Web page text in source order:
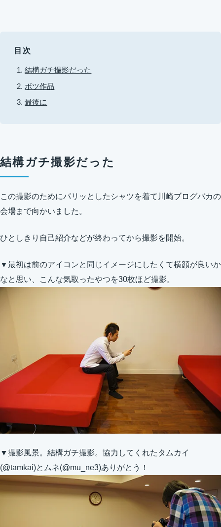
目次
結構ガチ撮影だった
ボツ作品
最後に
結構ガチ撮影だった
この撮影のためにパリッとしたシャツを着て川崎ブログバカの
会場まで向かいました。
ひとしきり自己紹介などが終わってから撮影を開始。
▼最初は前のアイコンと同じイメージにしたくて横顔が良いか
なと思い、こんな気取ったやつを30枚ほど撮影。
▼撮影風景。結構ガチ撮影。協力してくれたタムカイ
(@tamkai)とムネ(@mu_ne3)ありがとう！